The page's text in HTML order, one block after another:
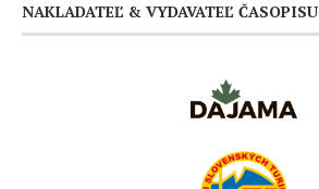
NAKLADATEĽ & VYDAVATEĽ ČASOPISU